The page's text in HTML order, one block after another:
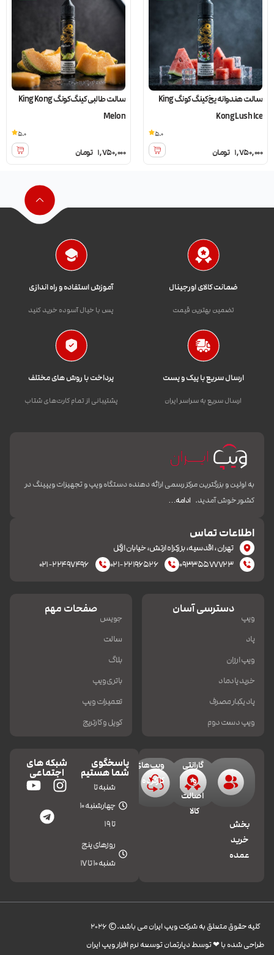
سالت هندوانه یخ کینگ کونگ King
Kong Lush Ice
1,750,000 تومان
5.0
سالت طالبی کینگ کونگ King Kong
Melon
1,750,000 تومان
5.0
ضمانت کالای اورجینال
تضمین بهترین قیمت
آموزش استفاده و راه اندازی
پس با خیال آسوده خرید کنید
ارسال سریع با پیک و پست
ارسال سریع به سراسر ایران
پرداخت با روش های مختلف
پشتیبانی از تمام کارت‌های شتاب
به اولین و بزرگترین مرکز رسمی ارائه دهنده دستگاه ویپ و تجهیزات ویپینگ در
کشور خوش آمدید. ادامه…
اطلاعات تماس
تهران، اقدسیه، بزرکراه ارتش، خیابان ازگل
۰۹۳۳۵۵۷۷۷۲۳
۰۲۱-۲۲۱۹۶۵۲۶ ۰۲۱-۲۲۴۹۷۴۹۶
دسترسی آسان
ویپ
پاد
ویپ ارزان
خرید پادماد
پاد یکبار مصرف
ویپ دست دوم
صفحات مهم
جویس
سالت
بلاگ
باتری ویپ
تعمیرات ویپ
کویل و کارتریج
بخش
خرید
عمده
گارانتی
و
اصالت
کالا
ویپ‌های
کارکرده
پاسخگوی
شما هستیم
شنبه تا
چهارشنبه 10
تا 19
روزهای پنج
شنبه 10 تا 17
شبکه های
اجتماعی
کليه حقوق متعلق به شرکت ویپ ایران می باشد.© 2026
طراحی شده با ❤︎ توسط دپارتمان توسعه نرم افزار ویپ ایران